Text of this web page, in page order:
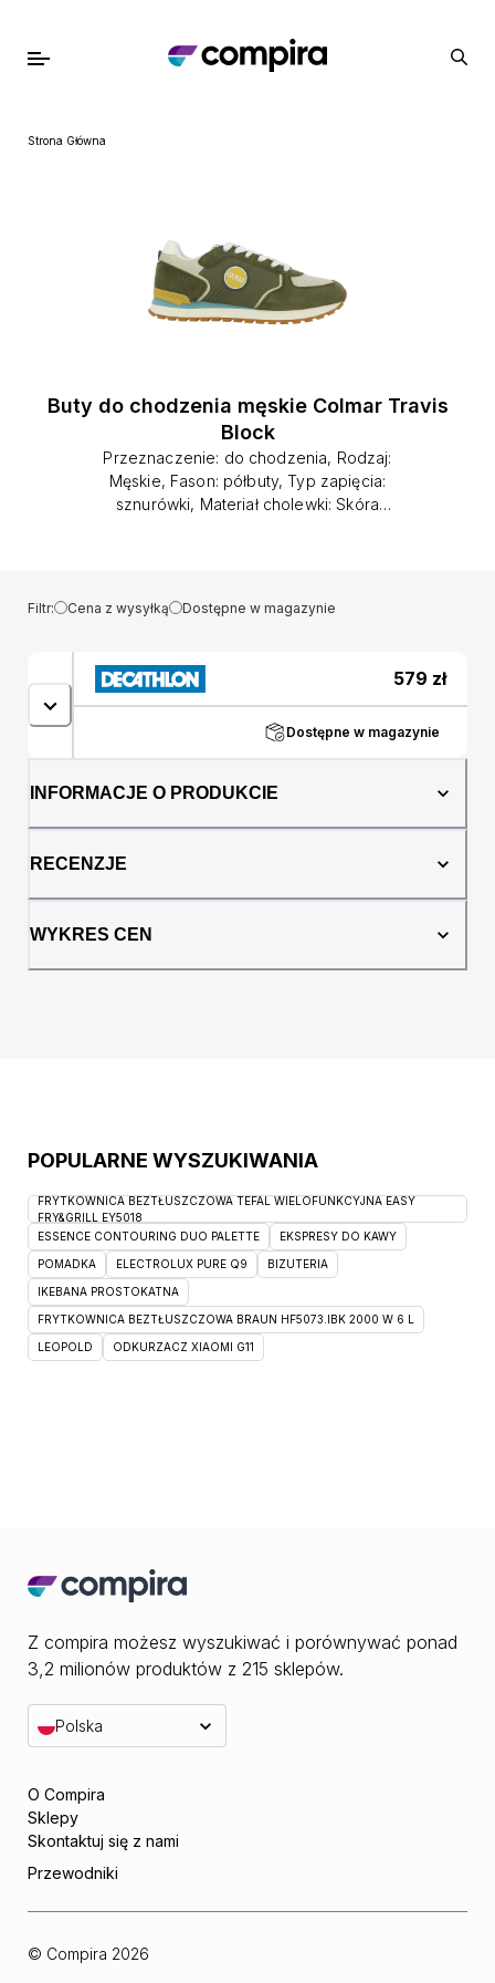
Strona Główna
Buty do chodzenia męskie Colmar Travis
Block
Przeznaczenie: do chodzenia, Rodzaj:
Męskie, Fason: półbuty, Typ zapięcia:
sznurówki, Materiał cholewki: Skóra
male Marka: COLMAR
Filtr: Cena z wysyłką Dostępne w magazynie
579 zł
Dostępne w magazynie
INFORMACJE O PRODUKCIE
RECENZJE
WYKRES CEN
POPULARNE WYSZUKIWANIA
FRYTKOWNICA BEZTŁUSZCZOWA TEFAL WIELOFUNKCYJNA EASY
FRY&GRILL EY5018
ESSENCE CONTOURING DUO PALETTE
EKSPRESY DO KAWY
POMADKA ELECTROLUX PURE Q9 BIZUTERIA
IKEBANA PROSTOKATNA
FRYTKOWNICA BEZTŁUSZCZOWA BRAUN HF5073.IBK 2000 W 6 L
LEOPOLD ODKURZACZ XIAOMI G11
Z compira możesz wyszukiwać i porównywać ponad
3,2 milionów produktów z 215 sklepów.
Polska
O Compira
Sklepy
Skontaktuj się z nami
Przewodniki
© Compira 2026